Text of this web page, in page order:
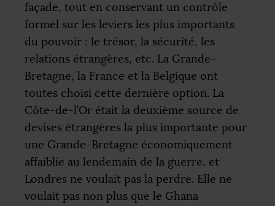
façade, tout en conservant un contrôle
formel sur les leviers les plus importants
du pouvoir : le trésor, la sécurité, les
relations étrangères, etc. La Grande-
Bretagne, la France et la Belgique ont
toutes choisi cette dernière option. La
Côte-de-l’Or était la deuxième source de
devises étrangères la plus importante pour
une Grande-Bretagne économiquement
affaiblie au lendemain de la guerre, et
Londres ne voulait pas la perdre. Elle ne
voulait pas non plus que le Ghana